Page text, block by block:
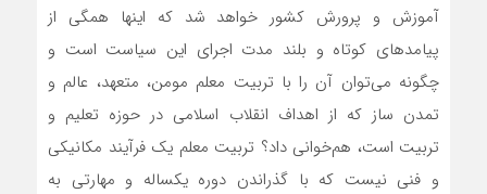
آموزش و پرورش کشور خواهد شد که اینها همگی از
پیامدهای کوتاه و بلند مدت اجرای این سیاست است و
چگونه می‌توان آن را با تربیت معلم مومن، متعهد، عالم و
تمدن ساز که از اهداف انقلاب اسلامی در حوزه تعلیم و
تربیت است، هم‌خوانی داد؟ تربیت معلم یک فرآیند مکانیکی
و فنی نیست که با گذراندن دوره یکساله و مهارتی به